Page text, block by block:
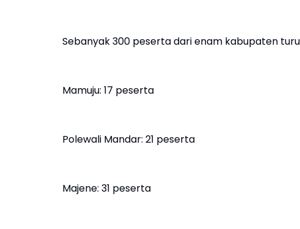
Sebanyak 300 peserta dari enam kabupaten
Mamuju: 17 peserta
Polewali Mandar: 21 peserta
Majene: 31 peserta